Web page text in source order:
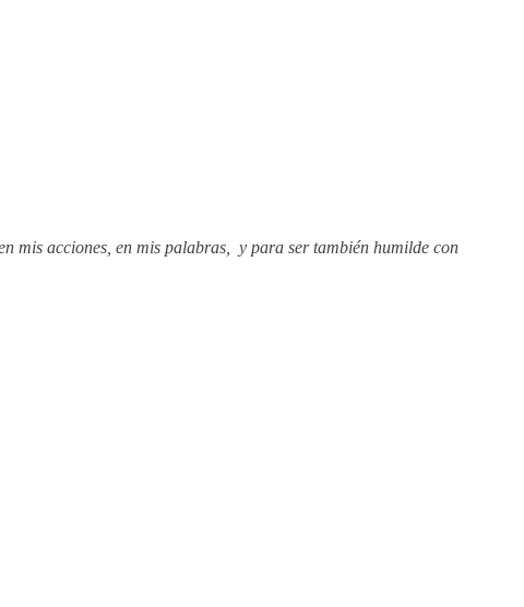
mis acciones, en mis palabras, y para ser también humilde con